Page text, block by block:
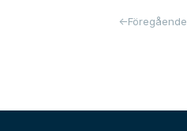
<-Föregående